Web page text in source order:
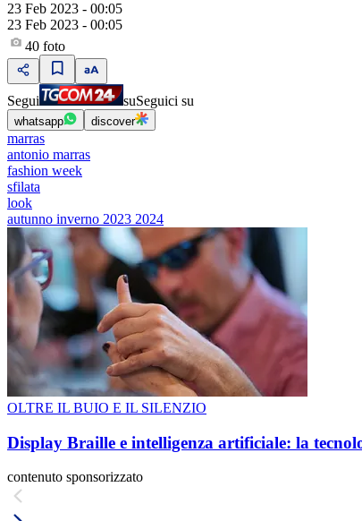
23 Feb 2023 - 00:05
23 Feb 2023 - 00:05
40 foto
Segui suSeguici su
whatsapp discover
marras
antonio marras
fashion week
sfilata
look
autunno inverno 2023 2024
OLTRE IL BUIO E IL SILENZIO
Display Braille e intelligenza artificiale: la
contenuto sponsorizzato